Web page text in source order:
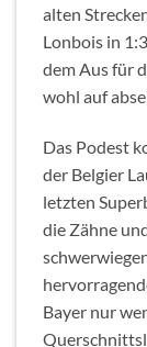
alten
Lonbois in
dem Aus für
wohl auf
Das Podest
der Belgier
letzten
die Zähne
Bayer nur